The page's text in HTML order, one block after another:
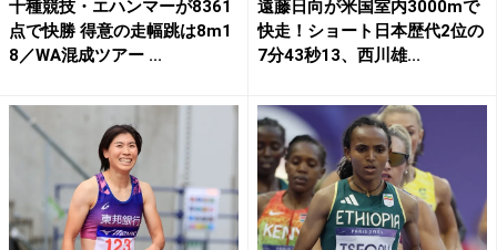
十種競技・エハンマーが8361
点で快勝 得意の走幅跳は8m1
8／WA混成ツアー ...
遠藤日向が米国室内3000mで
快走！ショート日本歴代2位の
7分43秒13、西川雄...